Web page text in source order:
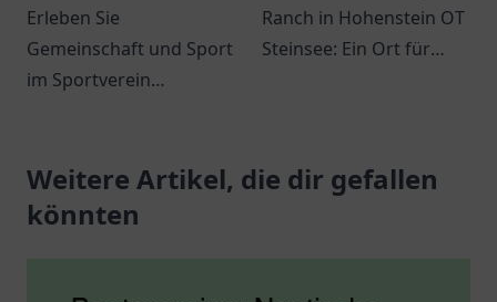
e.V.
Erleben Sie
Gemeinschaft und Sport
im Sportverein
Ort für alle
Sportbegeisterten.
Ranch in Hohenstein OT
Steinsee: Ein Ort für
Familie.
Weitere Artikel, die dir gefallen
könnten